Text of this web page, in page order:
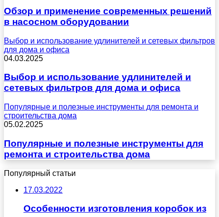
Обзор и применение современных решений
в насосном оборудовании
Выбор и использование удлинителей и сетевых фильтров
для дома и офиса
04.03.2025
Выбор и использование удлинителей и
сетевых фильтров для дома и офиса
Популярные и полезные инструменты для ремонта и
строительства дома
05.02.2025
Популярные и полезные инструменты для
ремонта и строительства дома
Популярный статьи
17.03.2022
Особенности изготовления коробок из